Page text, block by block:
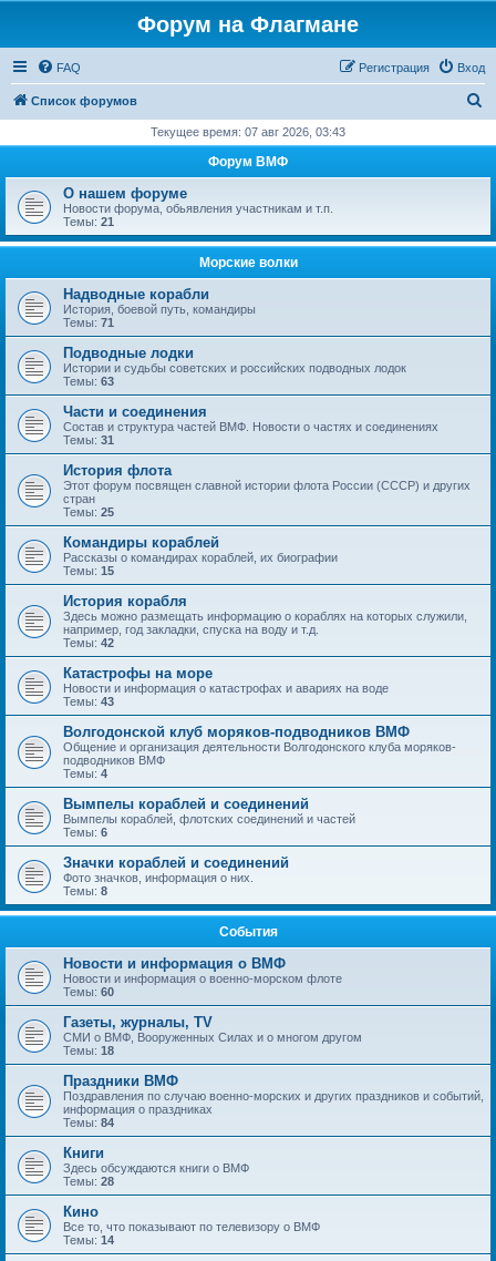
Форум на Флагмане
FAQ Вход
Регистрация
Список форумов
с
Текущее время: 07 авг 2026, 03:43
Форум ВМФ
О нашем форуме
Новости форума, обьявления участникам и т.п.
Темы: 21
Морские волки
Надводные корабли
История, боевой путь, командиры
Темы: 71
Подводные лодки
Истории и судьбы советских и российских подводных лодок
Темы: 63
Части и соединения
Состав и структура частей ВМФ. Новости о частях и соединениях
Темы: 31
История флота
Этот форум посвящен славной истории флота России (СССР) и других
стран
Темы: 25
Командиры кораблей
Рассказы о командирах кораблей, их биографии
Темы: 15
История корабля
Здесь можно размещать информацию о кораблях на которых служили,
например, год закладки, спуска на воду и т.д.
Темы: 42
Катастрофы на море
Новости и информация о катастрофах и авариях на воде
Темы: 43
Волгодонской клуб моряков-подводников ВМФ
Общение и организация деятельности Волгодонского клуба моряков-
подводников ВМФ
Темы: 4
Вымпелы кораблей и соединений
Вымпелы кораблей, флотских соединений и частей
Темы: 6
Значки кораблей и соединений
Фото значков, информация о них.
Темы: 8
События
Новости и информация о ВМФ
Новости и информация о военно-морском флоте
Темы: 60
Газеты, журналы, TV
СМИ о ВМФ, Вооруженных Силах и о многом другом
Темы: 18
Праздники ВМФ
Поздравления по случаю военно-морских и других праздников и событий,
информация о праздниках
Темы: 84
Книги
Здесь обсуждаются книги о ВМФ
Темы: 28
Кино
Все то, что показывают по телевизору о ВМФ
Темы: 14